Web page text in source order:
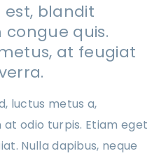
blandit
quis.
at feugiat
luctus metus a,
odio turpis. Etiam eget
Nulla dapibus, neque